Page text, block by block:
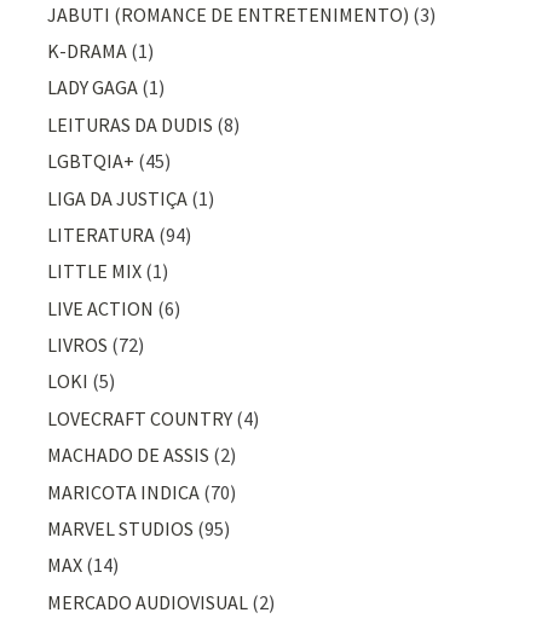
JABUTI (ROMANCE DE ENTRETENIMENTO) (3)
K-DRAMA (1)
LADY GAGA (1)
LEITURAS DA DUDIS (8)
LGBTQIA+ (45)
LIGA DA JUSTIÇA (1)
LITERATURA (94)
LITTLE MIX (1)
LIVE ACTION (6)
LIVROS (72)
LOKI (5)
LOVECRAFT COUNTRY (4)
MACHADO DE ASSIS (2)
MARICOTA INDICA (70)
MARVEL STUDIOS (95)
MAX (14)
MERCADO AUDIOVISUAL (2)